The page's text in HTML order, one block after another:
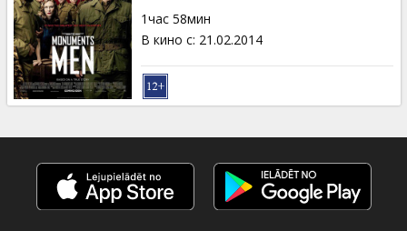
1час 58мин
В кино с: 21.02.2014